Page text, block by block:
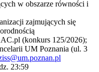
w obszarze równości i
zajmujących się
(konkurs 125/2026);
UM Poznania (ul. 3
23:59